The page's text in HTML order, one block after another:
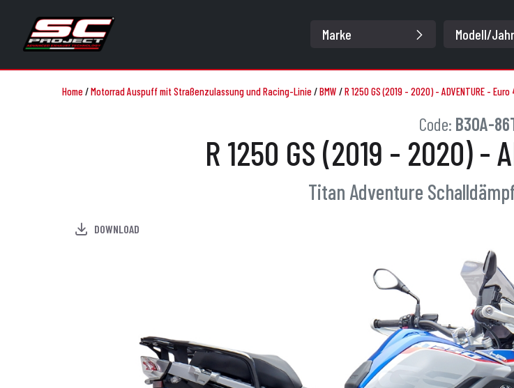
Home/Motorrad Auspuff mit Straßenzulassung und Racing-Linie/BMW /R 1250 GS (2019 - 2020) - ADVENTURE - Euro
Code: B30A-
R 1250 GS (2019 - 2020) -
Titan Adventure
DOWNLOAD